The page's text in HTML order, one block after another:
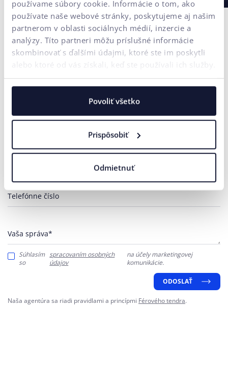
používame súbory cookie. Informácie o tom, ako
používate naše webové stránky, poskytujeme aj našim
partnerom v oblasti sociálnych médií, inzercie a
analýzy. Títo partneri môžu príslušné informácie
skombinovať s ďalšími údajmi, ktoré ste im poskytli
alebo ktoré od vás získali, keď ste používali ich služby.
Povoliť všetko
Prispôsobiť
Odmietnuť
Kontaktujte nás
Potrebujete poradiť?
Telefónne číslo
Vaša správa*
Súhlasím
so
spracovaním osobných
údajov
na účely marketingovej
komunikácie.
ODOSLAŤ
Naša agentúra sa riadi pravidlami a princípmi Férového tendra.